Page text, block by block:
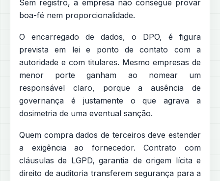
Sem registro, a empresa não consegue provar
boa-fé nem proporcionalidade.
O encarregado de dados, o DPO, é figura
prevista em lei e ponto de contato com a
autoridade e com titulares. Mesmo empresas de
menor porte ganham ao nomear um
responsável claro, porque a ausência de
governança é justamente o que agrava a
dosimetria de uma eventual sanção.
Quem compra dados de terceiros deve estender
a exigência ao fornecedor. Contrato com
cláusulas de LGPD, garantia de origem lícita e
direito de auditoria transferem segurança para a